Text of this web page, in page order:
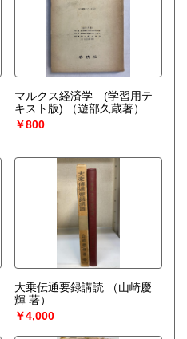
マルクス経済学 (学習用テ
キスト版)
（遊部久蔵著）
￥800
大乗伝通要録講読
（山崎慶
輝 著）
￥4,000